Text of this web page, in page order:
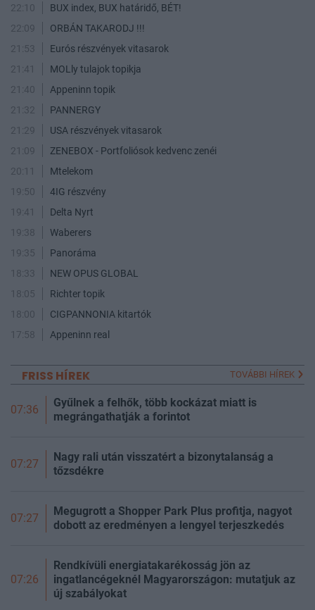
22:10
BUX index, BUX határidő, BÉT!
22:09
ORBÁN TAKARODJ !!!
21:53
Eurós részvények vitasarok
21:41
MOLly tulajok topikja
21:40
Appeninn topik
21:32
PANNERGY
21:29
USA részvények vitasarok
21:09
ZENEBOX - Portfoliósok kedvenc zenéi
20:11
Mtelekom
19:50
4IG részvény
19:41
Delta Nyrt
19:38
Waberers
19:35
Panoráma
18:33
NEW OPUS GLOBAL
18:05
Richter topik
18:00
CIGPANNONIA kitartók
17:58
Appeninn real
FRISS HÍREK TOVÁBBI HÍREK
07:36
Gyűlnek a felhők, több kockázat miatt is
megrángathatják a forintot
07:27
Nagy rali után visszatért a bizonytalanság a
tőzsdékre
07:27
Megugrott a Shopper Park Plus profitja, nagyot
dobott az eredményen a lengyel terjeszkedés
07:26
Rendkívüli energiatakarékosság jön az
ingatlancégeknél Magyarországon: mutatjuk az
új szabályokat